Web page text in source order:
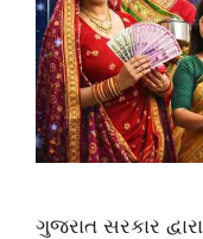
ગુજરાત સરકાર